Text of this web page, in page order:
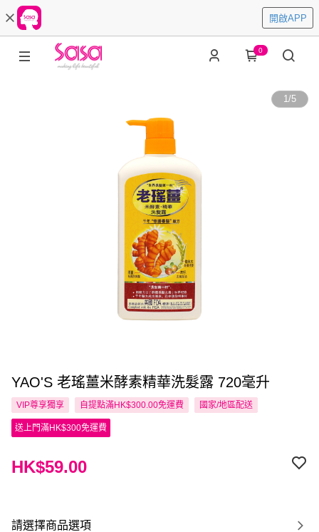
開啟APP
0
1/5
YAO'S 老瑤薑米酵素精華洗髮露 720毫升
VIP尊享獨享 自提點滿HK$300.00免運費 國家/地區配送
送上門滿HK$300免運費
HK$59.00
請選擇商品選項